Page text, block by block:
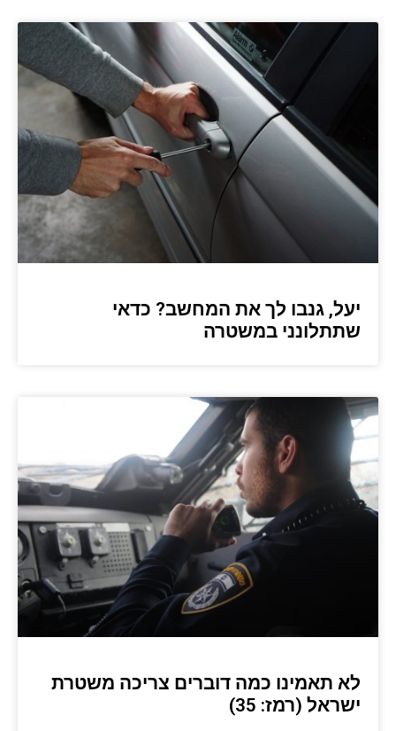
יעל, גנבו לך את המחשב? כדאי
שתתלונני במשטרה
לא תאמינו כמה דוברים צריכה משטרת
ישראל (רמז: 35)